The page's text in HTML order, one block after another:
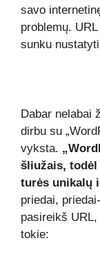
savo
problemų.
sunku
Dabar nelabai
dirbu su
vyksta.
šliužais, todėl
turės unikalų
priedai,
pasireikš URL,
tokie: